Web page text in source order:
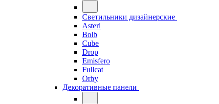
Светильники дизайнерские
Asteri
Bolb
Cube
Drop
Emisfero
Fullcat
Orby
Декоративные панели